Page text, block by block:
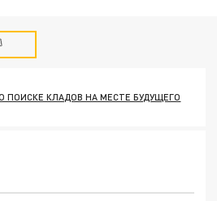
ПОИСКЕ КЛАДОВ НА МЕСТЕ БУДУЩЕГО